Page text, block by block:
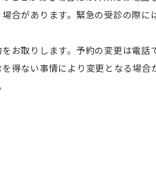
合があります。緊急の受診の際
お取りします。予約の変更は電話
得ない事情により変更となる場